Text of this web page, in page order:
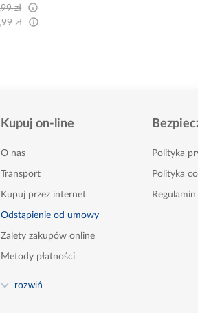
Kupuj on-line
O nas
Transport
Kupuj przez internet
Odstąpienie od umowy
Zalety zakupów online
Metody płatności
rozwiń
Polityka
Polityka
Regulamin